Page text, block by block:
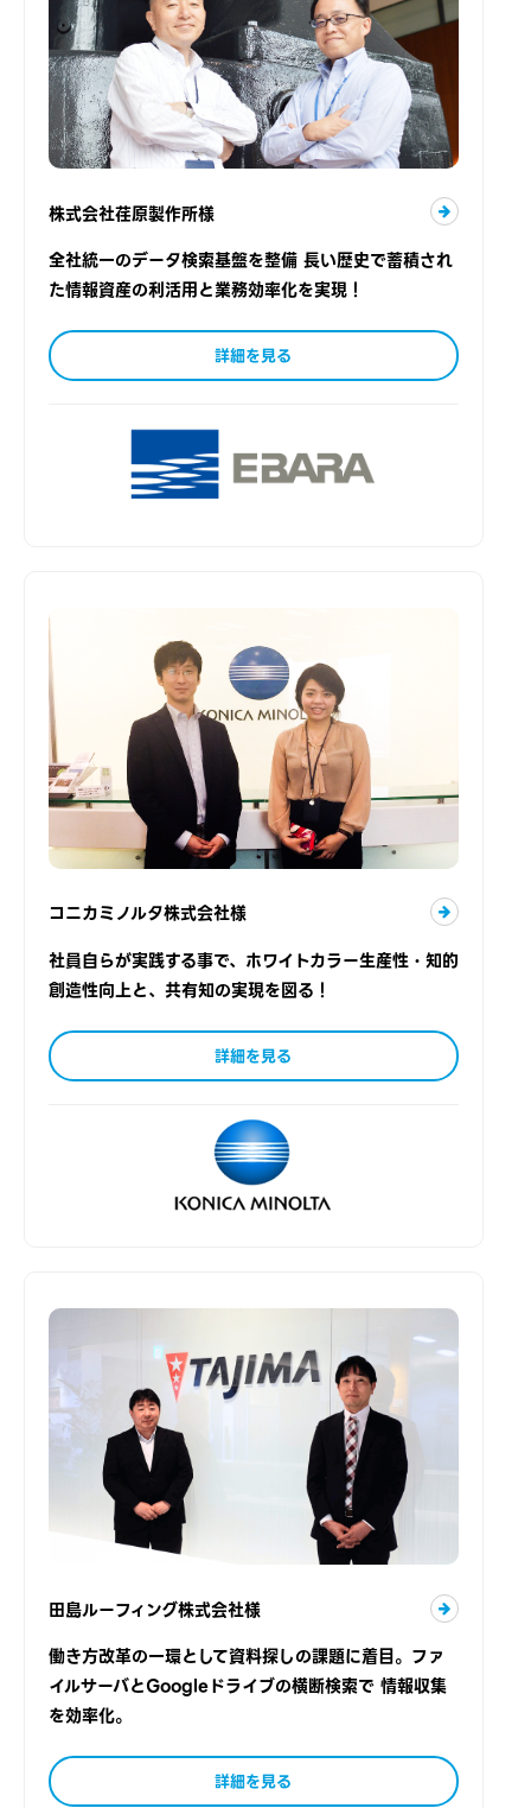
株式会社荏原製作所様
全社統一のデータ検索基盤を整備 長い歴史で蓄積され
た情報資産の利活用と業務効率化を実現！
詳細を見る
コニカミノルタ株式会社様
社員自らが実践する事で、ホワイトカラー生産性・知的
創造性向上と、共有知の実現を図る！
詳細を見る
田島ルーフィング株式会社様
働き方改革の一環として資料探しの課題に着目。ファ
イルサーバとGoogleドライブの横断検索で 情報収集
を効率化。
詳細を見る